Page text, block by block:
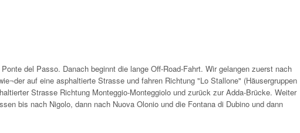
del Passo. Danach beginnt die lange Off-Road-Fahrt. Wir gelangen zuerst nach
auf eine asphaltierte Strasse und fahren Richtung "Lo Stallone" (Häusergruppen
Strasse Richtung Monteggio-Monteggiolo und zurück zur Adda-Brücke. Weiter
bis nach Nigolo, dann nach Nuova Olonio und die Fontana di Dubino und dann